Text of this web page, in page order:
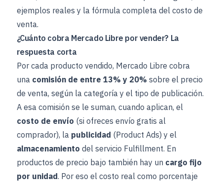
ejemplos reales y la fórmula completa del costo de
venta.
¿Cuánto cobra Mercado Libre por vender? La
respuesta corta
Por cada producto vendido, Mercado Libre cobra
una comisión de entre 13% y 20% sobre el precio
de venta, según la categoría y el tipo de publicación.
A esa comisión se le suman, cuando aplican, el
costo de envío (si ofreces envío gratis al
comprador), la publicidad (Product Ads) y el
almacenamiento del servicio Fulfillment. En
productos de precio bajo también hay un cargo fijo
por unidad. Por eso el costo real como porcentaje